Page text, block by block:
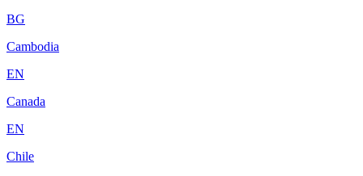
BG
Cambodia
EN
Canada
EN
Chile